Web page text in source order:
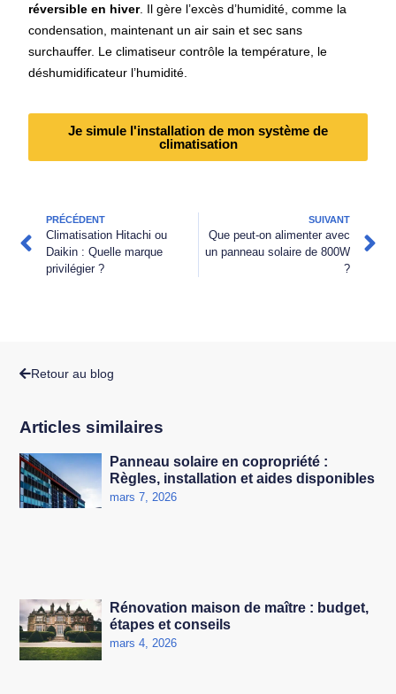
Retour au blog
Articles similaires
Panneau solaire en copropriété :
Règles, installation et aides disponibles
mars 7, 2026
Rénovation maison de maître : budget,
étapes et conseils
mars 4, 2026
réversible en hiver. Il gère l’excès d’humidité, comme la
condensation, maintenant un air sain et sec sans
surchauffer. Le climatiseur contrôle la température, le
déshumidificateur l’humidité.
Je simule l'installation de mon système de
climatisation
PRÉCÉDENT
Climatisation Hitachi ou
Daikin : Quelle marque
privilégier ?
SUIVANT
Que peut-on alimenter avec
un panneau solaire de 800W
?